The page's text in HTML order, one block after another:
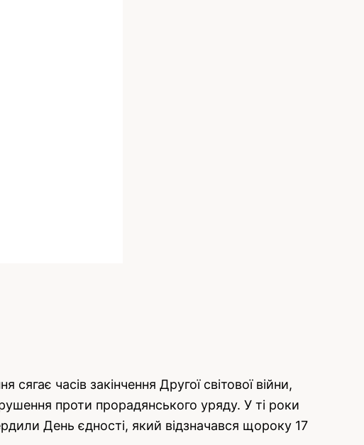
часів закінчення Другої світової війни,
проти прорадянського уряду. У ті роки
День єдності, який відзначався щороку 17